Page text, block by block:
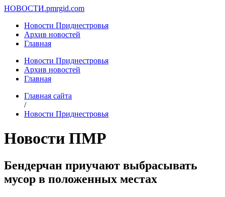
НОВОСТИ.pmrgid.com
Новости Приднестровья
Архив новостей
Главная
Новости Приднестровья
Архив новостей
Главная
Главная сайта
/
Новости Приднестровья
Новости ПМР
Бендерчан приучают выбрасывать
мусор в положенных местах